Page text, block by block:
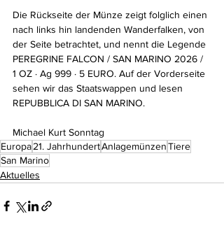
Die Rückseite der Münze zeigt folglich einen
nach links hin landenden Wanderfalken, von
der Seite betrachtet, und nennt die Legende
PEREGRINE FALCON / SAN MARINO 2026 /
1 OZ · Ag 999 · 5 EURO. Auf der Vorderseite
sehen wir das Staatswappen und lesen
REPUBBLICA DI SAN MARINO.
Michael Kurt Sonntag
Europa21. JahrhundertAnlagemünzenTiere
San Marino
Aktuelles